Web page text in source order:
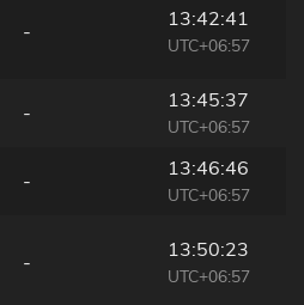
-
13:42:41
UTC+06:57
-
13:45:37
UTC+06:57
-
13:46:46
UTC+06:57
-
13:50:23
UTC+06:57